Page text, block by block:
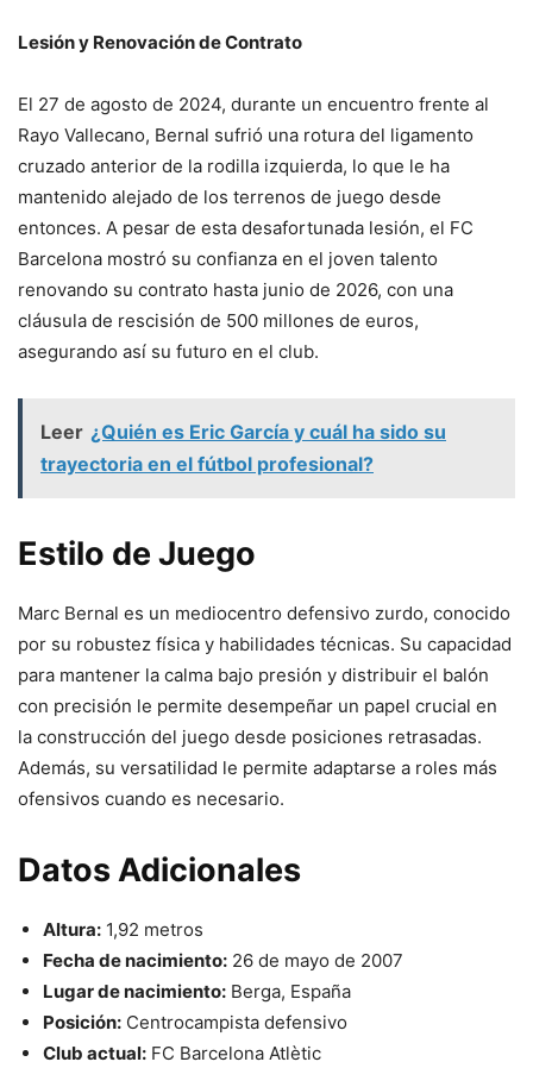
Lesión y Renovación de Contrato
El 27 de agosto de 2024, durante un encuentro frente al
Rayo Vallecano, Bernal sufrió una rotura del ligamento
cruzado anterior de la rodilla izquierda, lo que le ha
mantenido alejado de los terrenos de juego desde
entonces. A pesar de esta desafortunada lesión, el FC
Barcelona mostró su confianza en el joven talento
renovando su contrato hasta junio de 2026, con una
cláusula de rescisión de 500 millones de euros,
asegurando así su futuro en el club.
Leer ¿Quién es Eric García y cuál ha sido su
trayectoria en el fútbol profesional?
Estilo de Juego
Marc Bernal es un mediocentro defensivo zurdo, conocido
por su robustez física y habilidades técnicas. Su capacidad
para mantener la calma bajo presión y distribuir el balón
con precisión le permite desempeñar un papel crucial en
la construcción del juego desde posiciones retrasadas.
Además, su versatilidad le permite adaptarse a roles más
ofensivos cuando es necesario.
Datos Adicionales
Altura: 1,92 metros
Fecha de nacimiento: 26 de mayo de 2007
Lugar de nacimiento: Berga, España
Posición: Centrocampista defensivo
Club actual: FC Barcelona Atlètic